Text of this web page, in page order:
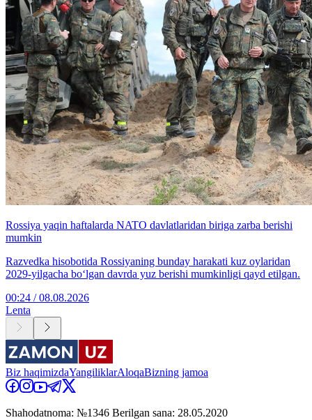
Rossiya yaqin haftalarda NATO davlatlaridan biriga zarba berishi
mumkin
Razvedka hisobotida Rossiyaning bunday harakati kuz oylaridan
2029-yilgacha bo‘lgan davrda yuz berishi mumkinligi qayd etilgan.
00:24 / 08.08.2026
Lenta
Biz haqimizdaYangiliklarAloqaBizning jamoa
Shahodatnoma: №1346 Berilgan sana: 28.05.2020